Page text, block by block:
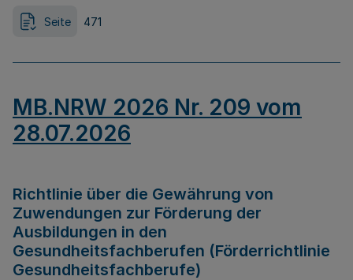
Seite 471
MB.NRW 2026 Nr. 209 vom
28.07.2026
Richtlinie über die Gewährung von
Zuwendungen zur Förderung der
Ausbildungen in den
Gesundheitsfachberufen (Förderrichtlinie
Gesundheitsfachberufe)